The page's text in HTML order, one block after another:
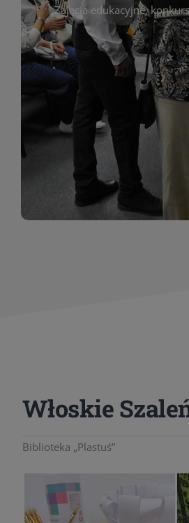
Zajęcia edukacyjne,
Wystawy
Biblioteka organizuje
zarówno sztukę lokalnych
jak i zbiory tematyczne. W tej
znajdziesz informacje o
ekspozycjach oraz archiwum
z poprzednich lat.
prace obejmują malarstwo,
Włoskie
Biblioteka „Plastuś”